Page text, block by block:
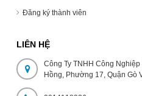
Đăng ký thành viên
LIÊN HỆ
Công Ty TNHH Công
Hồng, Phường 17, Quận Gò